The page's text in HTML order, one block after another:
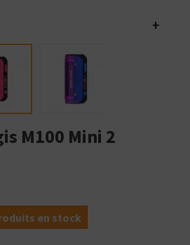
+
M100 Mini 2
en stock